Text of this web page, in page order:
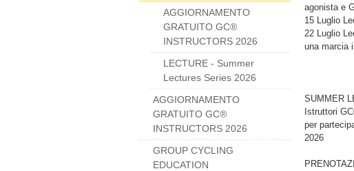
AGGIORNAMENTO
GRATUITO GC®
INSTRUCTORS 2026
LECTURE - Summer
Lectures Series 2026
AGGIORNAMENTO
GRATUITO GC®
INSTRUCTORS 2026
GROUP CYCLING
EDUCATION
agonista e
15 Luglio
22 Luglio
una marcia
SUMMER
Istruttori
per
2026